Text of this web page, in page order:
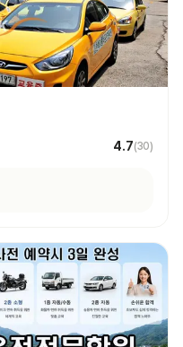
4.7(30)